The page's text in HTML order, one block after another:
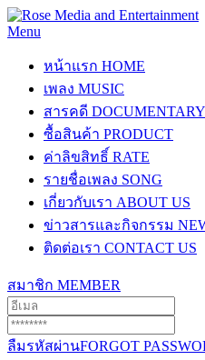
Menu
หน้าแรก HOME
เพลง MUSIC
สารคดี DOCUMENTARY
ซื้อสินค้า PRODUCT
ค่าลิขสิทธิ์ RATE
รายชื่อเพลง SONG
เกี่ยวกับเรา ABOUT US
ข่าวสารและกิจกรรม
ติดต่อเรา CONTACT US
สมาชิก MEMBER
ลืมรหัสผ่านFORGOT